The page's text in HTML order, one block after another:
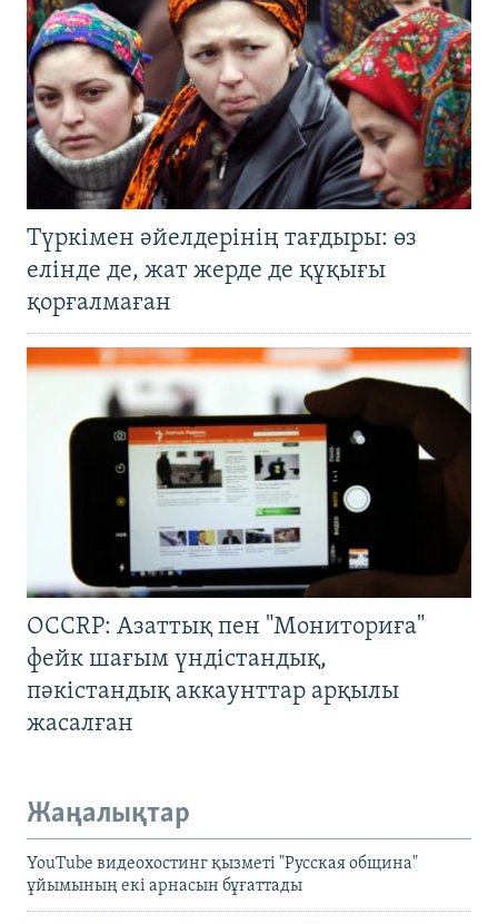
Түркімен әйелдерінің тағдыры: өз
елінде де, жат жерде де құқығы
қорғалмаған
OCCRP: Азаттық пен "Мониториға"
фейк шағым үндістандық,
пәкістандық аккаунттар арқылы
жасалған
Жаңалықтар
YouTube видеохостинг қызметі "Русская община"
ұйымының екі арнасын бұғаттады